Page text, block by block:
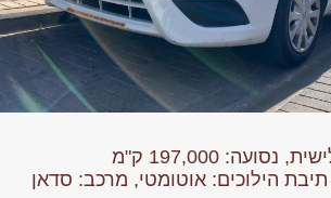
נסועה: 197,000 ק"מ
תיבת הילוכים: אוטומטי, מרכב: סדאן